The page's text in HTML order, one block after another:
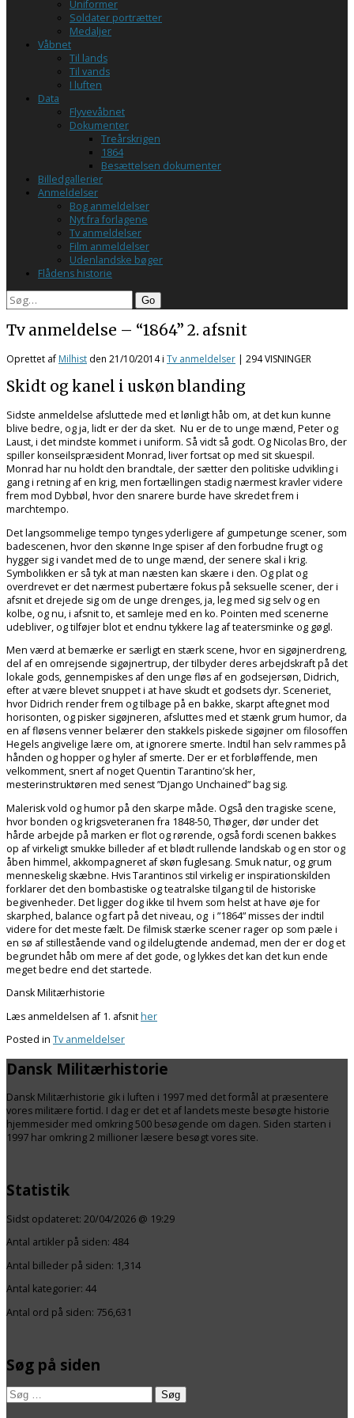
Uniformer
Soldater portrætter
Medaljer
Våbnet
Til lands
Til vands
I luften
Data
Flyvevåbnet
Dokumenter
Treårskrigen
1864
Besættelsen dokumenter
Billedgallerier
Anmeldelser
Bog anmeldelser
Nyt fra forlagene
Tv anmeldelser
Film anmeldelser
Udenlandske bøger
Flådens historie
Search
Tv anmeldelse – “1864” 2. afsnit
Oprettet af Milhist den 21/10/2014i Tv anmeldelser | 294 VISNINGER
Skidt og kanel i uskøn blanding
Sidste anmeldelse afsluttede med et lønligt håb om, at det kun kunne
blive bedre, og ja, lidt er der da sket. Nu er de to unge mænd, Peter og
Laust, i det mindste kommet i uniform. Så vidt så godt. Og Nicolas Bro, der
spiller konseilspræsident Monrad, liver fortsat op med sit skuespil.
Monrad har nu holdt den brandtale, der sætter den politiske udvikling i
gang i retning af en krig, men fortællingen stadig nærmest kravler videre
frem mod Dybbøl, hvor den snarere burde have skredet frem i
marchtempo.
Det langsommelige tempo tynges yderligere af gumpetunge scener, som
badescenen, hvor den skønne Inge spiser af den forbudne frugt og
hygger sig i vandet med de to unge mænd, der senere skal i krig.
Symbolikken er så tyk at man næsten kan skære i den. Og plat og
overdrevet er det nærmest pubertære fokus på seksuelle scener, der i
afsnit et drejede sig om de unge drenges, ja, leg med sig selv og en
kolbe, og nu, i afsnit to, et samleje med en ko. Pointen med scenerne
udebliver, og tilføjer blot et endnu tykkere lag af teatersminke og gøgl.
Men værd at bemærke er særligt en stærk scene, hvor en sigøjnerdreng,
del af en omrejsende sigøjnertrup, der tilbyder deres arbejdskraft på det
lokale gods, gennempiskes af den unge fløs af en godsejersøn, Didrich,
efter at være blevet snuppet i at have skudt et godsets dyr. Sceneriet,
hvor Didrich render frem og tilbage på en bakke, skarpt aftegnet mod
horisonten, og pisker sigøjneren, afsluttes med et stænk grum humor, da
en af fløsens venner belærer den stakkels piskede sigøjner om filosoffen
Hegels angivelige lære om, at ignorere smerte. Indtil han selv rammes på
hånden og hopper og hyler af smerte. Der er et forbløffende, men
velkomment, snert af noget Quentin Tarantino’sk her,
mesterinstruktøren med senest ”Django Unchained” bag sig.
Malerisk vold og humor på den skarpe måde. Også den tragiske scene,
hvor bonden og krigsveteranen fra 1848-50, Thøger, dør under det
hårde arbejde på marken er flot og rørende, også fordi scenen bakkes
op af virkeligt smukke billeder af et blødt rullende landskab og en stor og
åben himmel, akkompagneret af skøn fuglesang. Smuk natur, og grum
menneskelig skæbne. Hvis Tarantinos stil virkelig er inspirationskilden
forklarer det den bombastiske og teatralske tilgang til de historiske
begivenheder. Det ligger dog ikke til hvem som helst at have øje for
skarphed, balance og fart på det niveau, og i ”1864” misses der indtil
videre for det meste fælt. De filmisk stærke scener rager op som pæle i
en sø af stillestående vand og ildelugtende andemad, men der er dog et
begrundet håb om mere af det gode, og lykkes det kan det kun ende
meget bedre end det startede.
Dansk Militærhistorie
Læs anmeldelsen af 1. afsnither
Posted in Tv anmeldelser
Dansk Militærhistorie
Dansk Militærhistorie gik i luften i 1997 med det formål at præsentere
vores militære fortid. I dag er det et af landets meste besøgte historie
hjemmesider med omkring 500 besøgende om dagen. Siden starten i
1997 har omkring 2 millioner læsere besøgt vores site.
Statistik
Sidst opdateret: 20/04/2026 @ 19:29
Antal artikler på siden: 484
Antal billeder på siden: 1,314
Antal kategorier: 44
Antal ord på siden: 756,631
Søg på siden
Søg